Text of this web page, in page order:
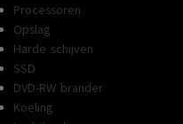
Processoren
Opslag
Harde schijven
SSD
DVD-RW brander
Koeling